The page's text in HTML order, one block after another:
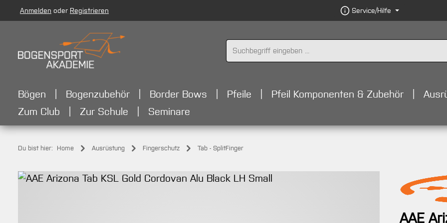
Hauptinhalt springen
Zur Suche springen
Zur Hauptnavigation springen
Anmelden oder Registrieren Service/Hilfe
Bögen Bogenzubehör Border Bows Pfeile Pfeil Komponenten & Zubehör
Zum Club
Zur Schule Seminare
Du bist hier: Home Ausrüstung Fingerschutz Tab - SplitFinger
Bildergalerie überspringen
AAE